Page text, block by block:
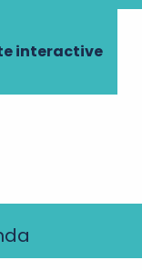
interactive